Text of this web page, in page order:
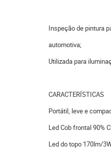
Inspeção de pintura
automotiva;
Utilizada para
CARACTERÍSTICAS
Portátil, leve e
Led Cob frontal 90%
Led do topo 170lm/